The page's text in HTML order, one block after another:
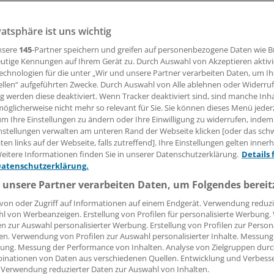
16:07 Uhr
Bundesvereinigung (KBV) drängt darauf, eine
entwickeln zu dürfen. In einem Brief an
(CDU) hat KBV-Chef Dr. Andreas Gassen vorgeschlagen,
über das
solchen Befugnis könne "nicht nachvollziehbaren
sachgerecht begegnet werden", so Gassen weiter.
sind die viel kritisierten Gebühren vieler Praxis-EDV-
Software-Moduls für den bundesweiten Medikationsplan
der KBV ist es laut Schreiben an Gröhe, den Wettbewerb
zu stärken. Eine andere Möglichkeit, zu diesem Ziel
die Schaffung leistungsfähiger Schnittstellen.
ist uns wichtig
145-Partner speichern und greifen auf personenbezogene Daten wie
Kennungen auf Ihrem Gerät zu. Durch Auswahl von Akzeptieren
für die unter „Wir und unsere Partner verarbeiten Daten, um
aufgeführten Zwecke. Durch Auswahl von Alle ablehnen oder
werden diese deaktiviert. Wenn Tracker deaktiviert sind, sind manche
nicht mehr so relevant für Sie. Sie können dieses Menü
Ihre Einstellungen zu ändern oder Ihre Einwilligung zu widerrufen, indem
verwalten am unteren Rand der Webseite klicken [oder das
links auf der Webseite, falls zutreffend]. Ihre Einstellungen gelten
Informationen finden Sie in unserer Datenschutzerklärung. Details
Partner verarbeiten Daten, um Folgendes
oder Zugriff auf Informationen auf einem Endgerät. Verwendung
von Werbeanzeigen. Erstellung von Profilen für personalisierte
zur Auswahl personalisierter Werbung. Erstellung von Profilen zur
Verwendung von Profilen zur Auswahl personalisierter Inhalte.
Messung der Performance von Inhalten. Analyse von Zielgruppen
von Daten aus verschiedenen Quellen. Entwicklung und
reduzierter Daten zur Auswahl von Inhalten.